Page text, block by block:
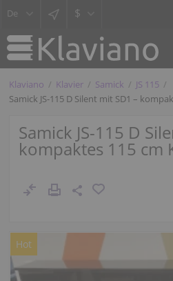
$
Klaviano Klavier Samick
JS 115
Samick JS-115 D Silent mit SD1 –
Samick JS-115 D
kompaktes 115 cm
Hot